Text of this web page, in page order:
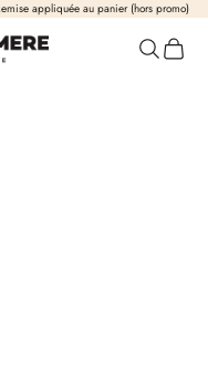
appliquée au panier (hors promo)
Ouvrir la
Voir